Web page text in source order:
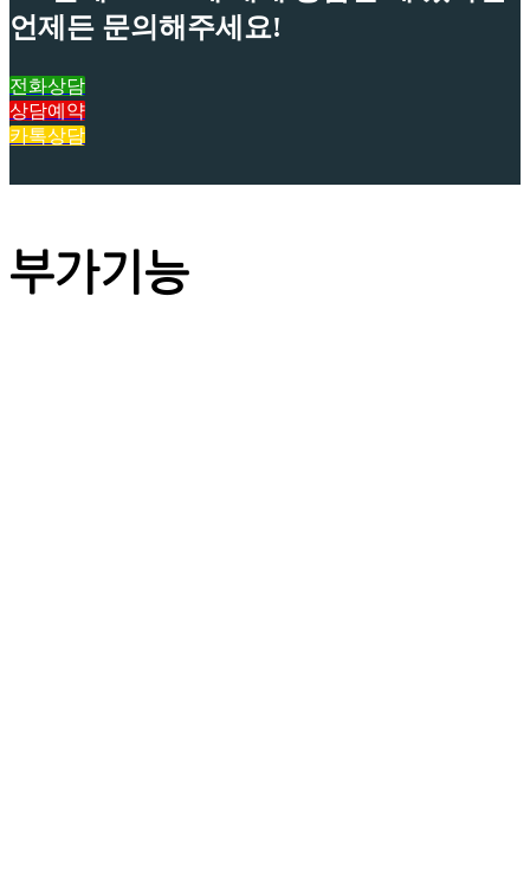
언제든 문의해주세요!
전화상담
상담예약
카톡상담
부가기능